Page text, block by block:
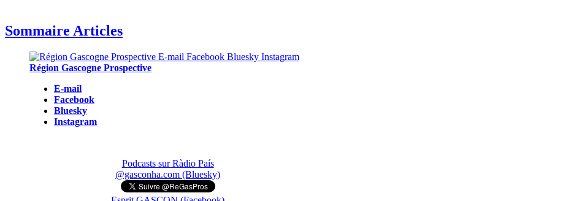
Sommaire Articles
Région Gascogne Prospective
E-mail
Facebook
Bluesky
Instagram
Podcasts sur Ràdio País
@gasconha.com (Bluesky)